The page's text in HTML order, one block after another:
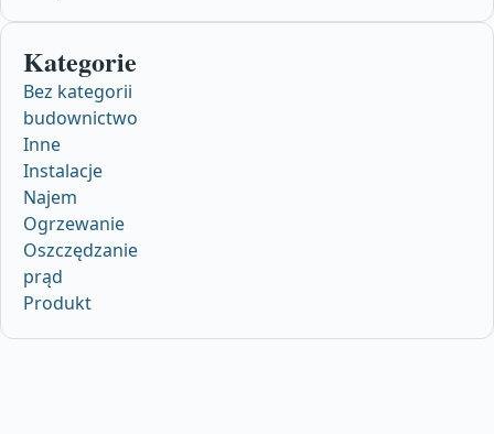
Kategorie
Bez kategorii
budownictwo
Inne
Instalacje
Najem
Ogrzewanie
Oszczędzanie
prąd
Produkt